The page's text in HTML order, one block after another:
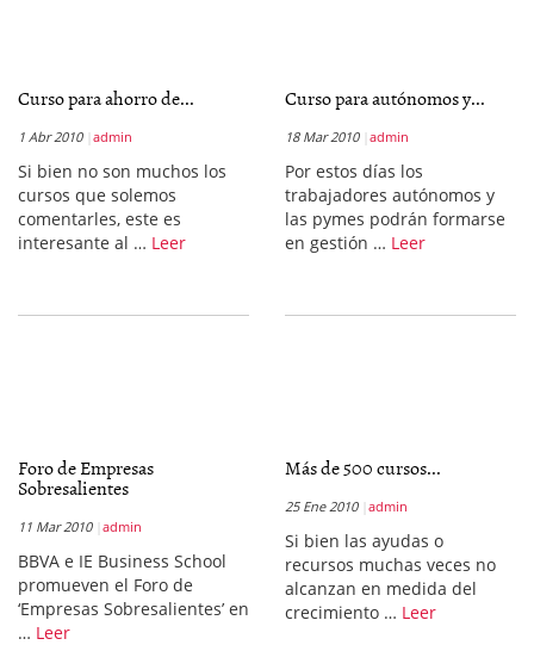
Curso para ahorro de...
1 Abr 2010 admin
Si bien no son muchos los
cursos que solemos
comentarles, este es
interesante al … Leer
Curso para autónomos y...
18 Mar 2010 admin
Por estos días los
trabajadores autónomos y
las pymes podrán formarse
en gestión … Leer
Foro de Empresas
Sobresalientes
11 Mar 2010 admin
BBVA e IE Business School
promueven el Foro de
‘Empresas Sobresalientes’ en
… Leer
Más de 500 cursos...
25 Ene 2010 admin
Si bien las ayudas o
recursos muchas veces no
alcanzan en medida del
crecimiento … Leer